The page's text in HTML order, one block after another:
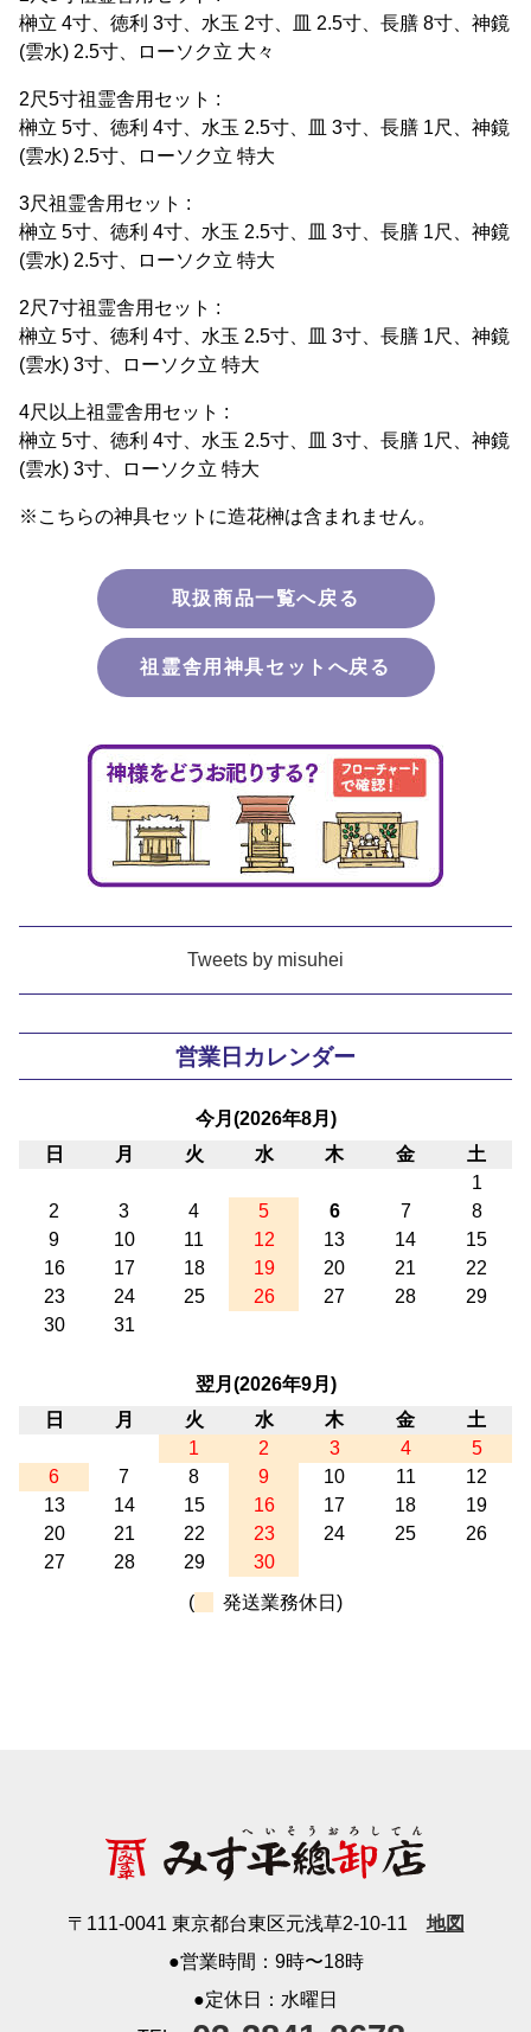
Tweets by misuhei
営業日カレンダー
今月(2026年8月)
日
月 火 水 木 金
土
1
2
3 4 5 6 7
8
9
10 11 12 13 14
15
16
17 18 19 20 21
22
23
24 25 26 27 28
29
30
31
翌月(2026年9月)
日
月 火 水 木 金
土
1
2 3 4
5
6
7 8 9 10 11
12
13
14 15 16 17 18
19
20
21 22 23 24 25
26
27
28 29
30
(
発送業務休日)
榊立 4寸、徳利 3寸、水玉 2寸、皿 2.5寸、長膳 8寸、神鏡
(雲水) 2.5寸、ローソク立 大々
2尺5寸祖霊舎用セット :
榊立 5寸、徳利 4寸、水玉 2.5寸、皿 3寸、長膳 1尺、神鏡
(雲水) 2.5寸、ローソク立 特大
3尺祖霊舎用セット :
榊立 5寸、徳利 4寸、水玉 2.5寸、皿 3寸、長膳 1尺、神鏡
(雲水) 2.5寸、ローソク立 特大
2尺7寸祖霊舎用セット :
榊立 5寸、徳利 4寸、水玉 2.5寸、皿 3寸、長膳 1尺、神鏡
(雲水) 3寸、ローソク立 特大
4尺以上祖霊舎用セット :
榊立 5寸、徳利 4寸、水玉 2.5寸、皿 3寸、長膳 1尺、神鏡
(雲水) 3寸、ローソク立 特大
※こちらの神具セットに造花榊は含まれません。
取扱商品一覧へ戻る
祖霊舎用神具セットへ戻る
〒111-0041 東京都台東区元浅草2-10-11
地図
●営業時間：9時〜18時
●定休日：水曜日